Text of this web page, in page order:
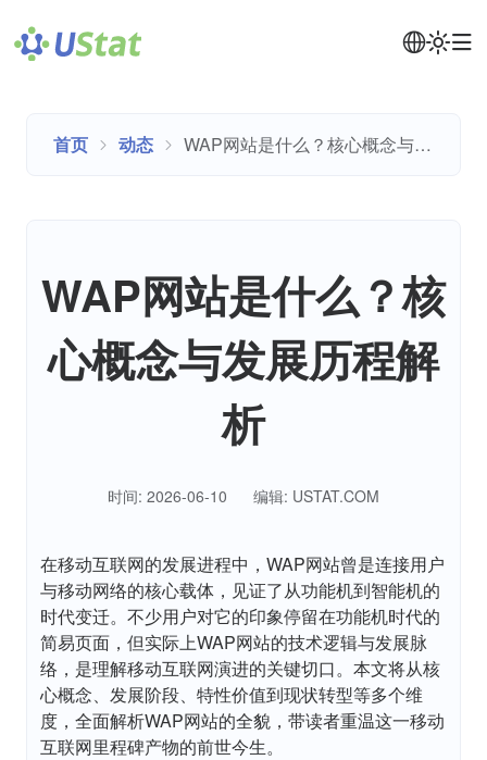
首页 动态 WAP网站是什么？核心概念与发展历程解析
WAP网站是什么？核
心概念与发展历程解
析
时间: 2026-06-10 编辑: USTAT.COM
在移动互联网的发展进程中，WAP网站曾是连接用户
与移动网络的核心载体，见证了从功能机到智能机的
时代变迁。不少用户对它的印象停留在功能机时代的
简易页面，但实际上WAP网站的技术逻辑与发展脉
络，是理解移动互联网演进的关键切口。本文将从核
心概念、发展阶段、特性价值到现状转型等多个维
度，全面解析WAP网站的全貌，带读者重温这一移动
互联网里程碑产物的前世今生。